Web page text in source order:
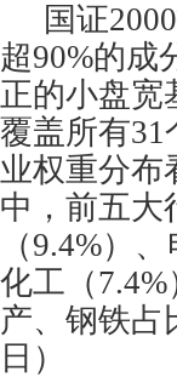
国证
超90%的成
正的小盘宽
覆盖所有
业权重分布
中，前五大
（9.4%）
化工（
产、钢铁占
日）